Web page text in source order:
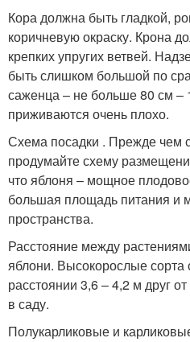
Кора должна быть гладкой,
коричневую окраску. Крона
крепких упругих ветвей.
быть слишком большой по
саженца – не больше 80 см
приживаются очень плохо.
Схема посадки . Прежде чем
продумайте схему
что яблоня – мощное
большая площадь питания и
пространства.
Расстояние между
яблони. Высокорослые сорта
расстоянии 3,6 – 4,2 м друг
в саду.
Полукарликовые и